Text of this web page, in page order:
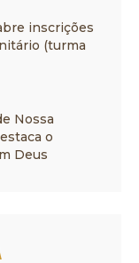
inscrições
(turma
Nossa
o
Deus